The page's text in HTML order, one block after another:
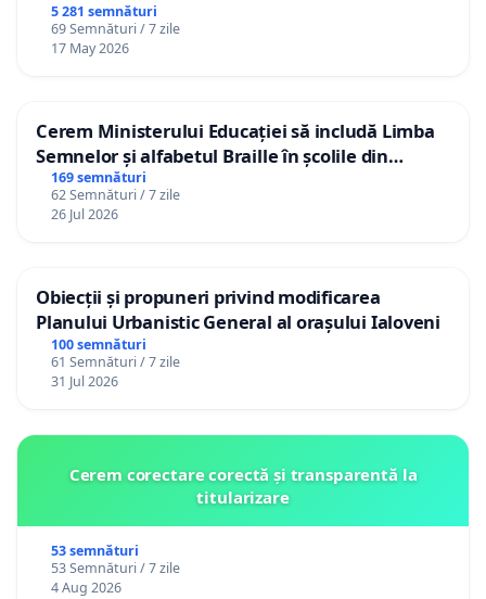
5 281 semnături
69 Semnături / 7 zile
17 May 2026
Cerem Ministerului Educației să includă Limba
Semnelor și alfabetul Braille în școlile din
Republica Moldova!
169 semnături
62 Semnături / 7 zile
26 Jul 2026
Obiecții și propuneri privind modificarea
Planului Urbanistic General al orașului Ialoveni
100 semnături
61 Semnături / 7 zile
31 Jul 2026
Cerem corectare corectă și transparentă la
titularizare
53 semnături
53 Semnături / 7 zile
4 Aug 2026